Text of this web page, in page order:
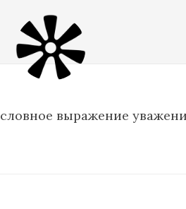
выражение